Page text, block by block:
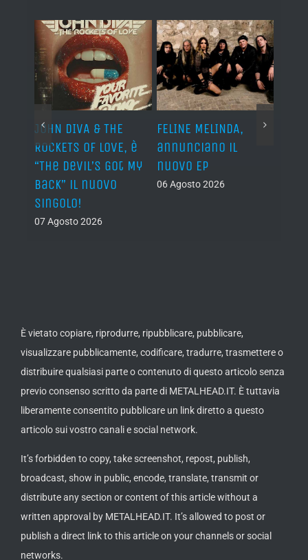
JOHN DIVA & THE
ROCKETS OF LOVE, è
“The Devil’s Got My
Back” il nuovo
singolo!
07 Agosto 2026
FELINE MELINDA,
annunciano il
nuovo EP
06 Agosto 2026
È vietato copiare, riprodurre, ripubblicare, pubblicare,
visualizzare pubblicamente, codificare, tradurre, trasmettere o
distribuire qualsiasi parte o contenuto di questo articolo senza
previo consenso scritto da parte di METALHEAD.IT. È tuttavia
liberamente consentito pubblicare un link diretto a questo
articolo sui vostro canali e social network.
It’s forbidden to copy, take screenshot, repost, publish,
broadcast, show in public, encode, translate, transmit or
distribute any section or content of this article without a
written approval by METALHEAD.IT. It’s allowed to post or
publish a direct link to this article on your channels or social
networks.